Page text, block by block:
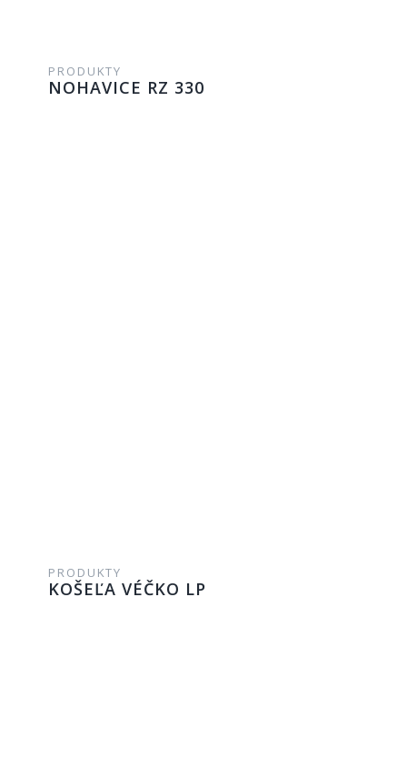
PRODUKTY
NOHAVICE RZ 330
PRODUKTY
KOŠEĽA VÉČKO LP